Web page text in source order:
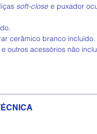
soft-close e puxador
cerâmico branco incluído.
outros acessórios não